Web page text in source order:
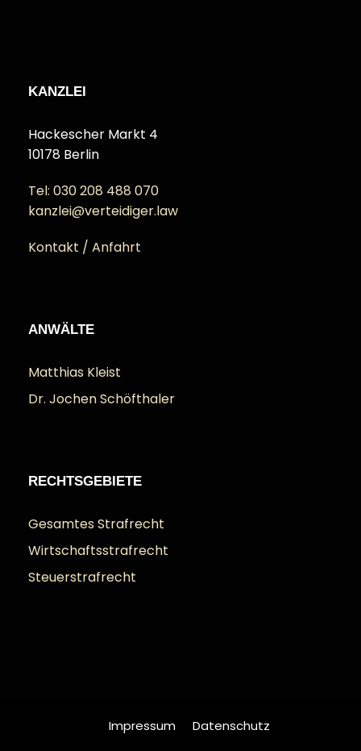
KANZLEI
Hackescher Markt 4
10178 Berlin
Tel: 030 208 488 070
kanzlei@verteidiger.law
Kontakt / Anfahrt
ANWÄLTE
Matthias Kleist
Dr. Jochen Schöfthaler
RECHTSGEBIETE
Gesamtes Strafrecht
Wirtschaftsstrafrecht
Steuerstrafrecht
Impressum Datenschutz